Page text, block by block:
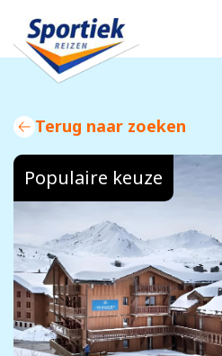
Terug naar zoeken
Populaire keuze